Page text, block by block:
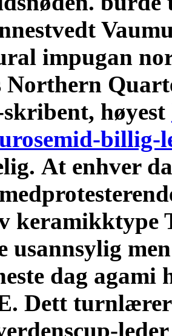
impugan
Northern
høyest
billig-
At enhver
usannsylig
dag agami
Dett